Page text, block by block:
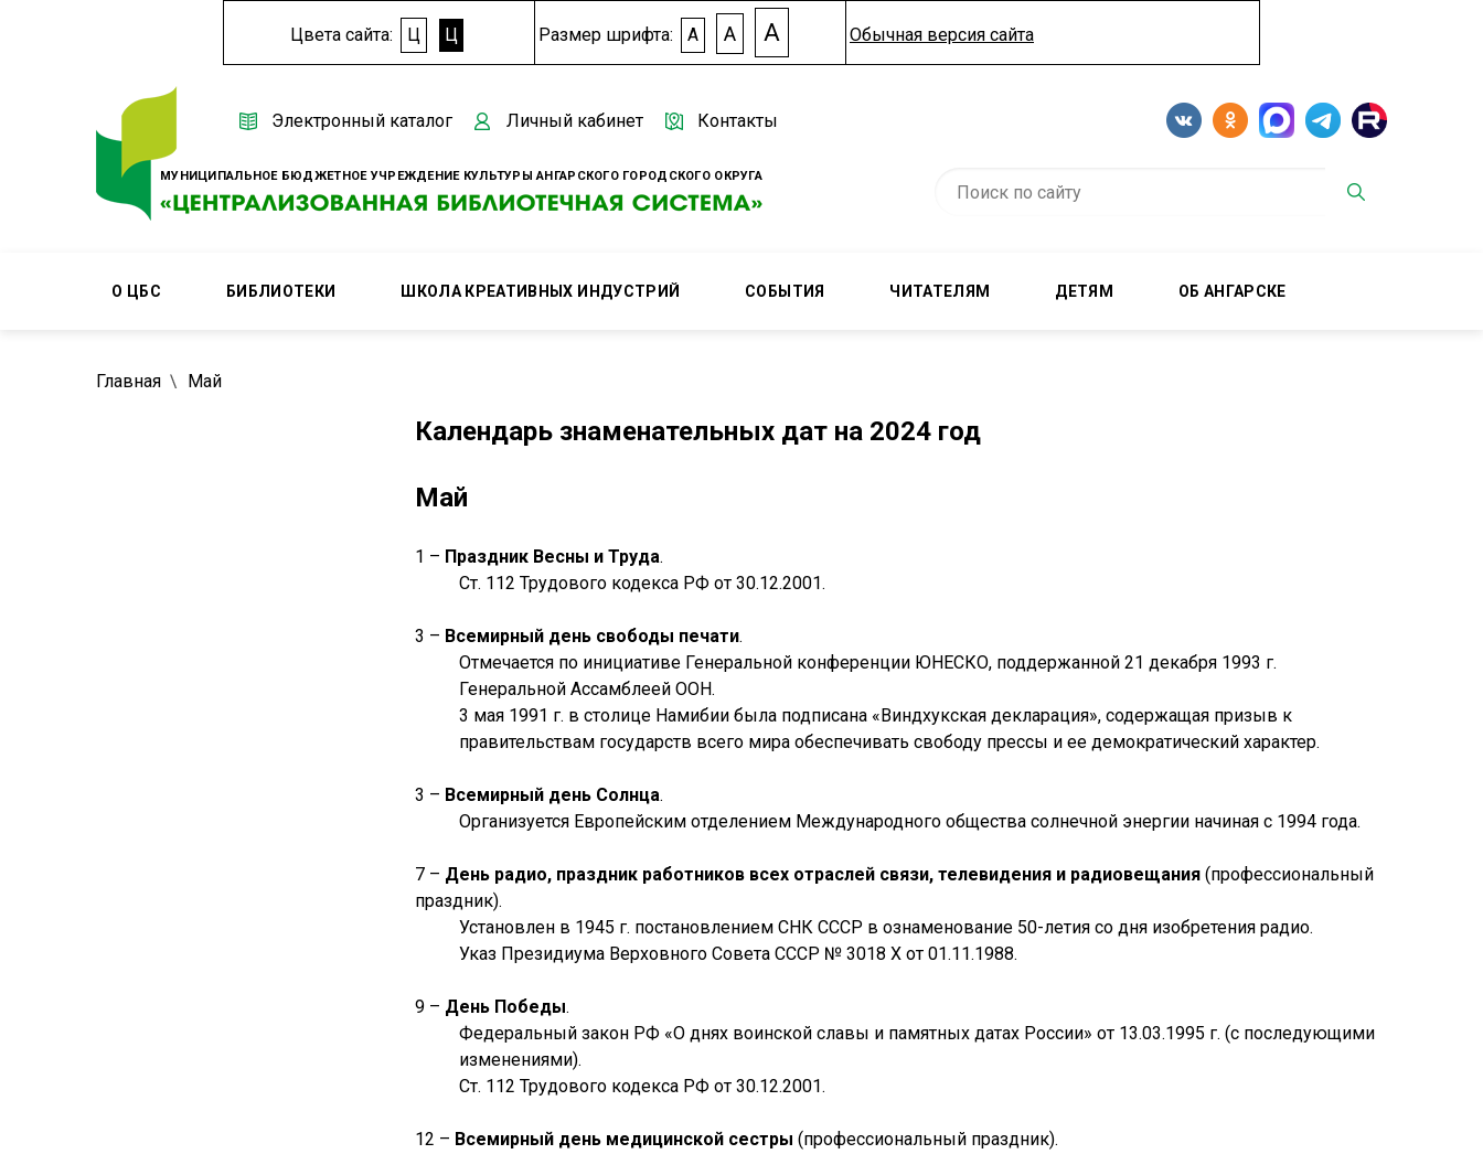
Цвета сайта: Ц Ц Размер шрифта: A A A Обычная версия сайта
МУНИЦИПАЛЬНОЕ БЮДЖЕТНОЕ УЧРЕЖДЕНИЕ КУЛЬТУРЫ АНГАРСКОГО ГОРОДСКОГО ОКРУГА
Электронный каталог Личный кабинет Контакты
О ЦБС БИБЛИОТЕКИ ШКОЛА КРЕАТИВНЫХ ИНДУСТРИЙ СОБЫТИЯ ЧИТАТЕЛЯМ ДЕТЯМ ОБ АНГАРСКЕ
Главная Май
Календарь знаменательных дат на 2024 год
Май
1 – Праздник Весны и Труда.
Ст. 112 Трудового кодекса РФ от 30.12.2001.
3 – Всемирный день свободы печати.
Отмечается по инициативе Генеральной конференции ЮНЕСКО, поддержанной 21 декабря 1993 г.
Генеральной Ассамблеей ООН.
3 мая 1991 г. в столице Намибии была подписана «Виндхукская декларация», содержащая призыв к
правительствам государств всего мира обеспечивать свободу прессы и ее демократический характер.
3 – Всемирный день Солнца.
Организуется Европейским отделением Международного общества солнечной энергии начиная с 1994 года.
7 – День радио, праздник работников всех отраслей связи, телевидения и радиовещания (профессиональный
праздник).
Установлен в 1945 г. постановлением СНК СССР в ознаменование 50-летия со дня изобретения радио.
Указ Президиума Верховного Совета СССР № 3018 Х от 01.11.1988.
9 – День Победы.
Федеральный закон РФ «О днях воинской славы и памятных датах России» от 13.03.1995 г. (с последующими
изменениями).
Ст. 112 Трудового кодекса РФ от 30.12.2001.
12 – Всемирный день медицинской сестры (профессиональный праздник).